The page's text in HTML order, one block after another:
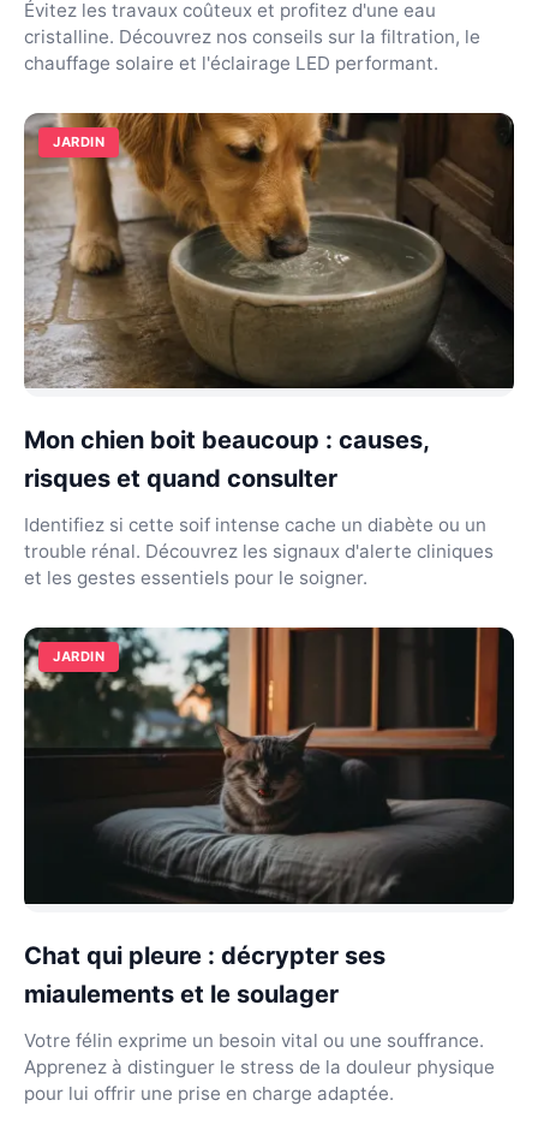
Évitez les travaux coûteux et profitez d'une eau
cristalline. Découvrez nos conseils sur la filtration, le
chauffage solaire et l'éclairage LED performant.
JARDIN
Mon chien boit beaucoup : causes,
risques et quand consulter
Identifiez si cette soif intense cache un diabète ou un
trouble rénal. Découvrez les signaux d'alerte cliniques
et les gestes essentiels pour le soigner.
JARDIN
Chat qui pleure : décrypter ses
miaulements et le soulager
Votre félin exprime un besoin vital ou une souffrance.
Apprenez à distinguer le stress de la douleur physique
pour lui offrir une prise en charge adaptée.